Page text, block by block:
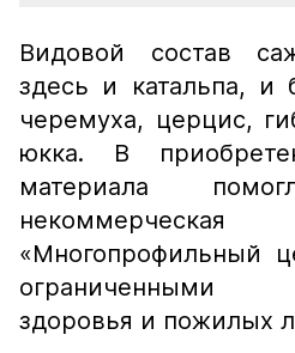
Видовой состав
здесь и катальпа, и
черемуха, церцис,
юкка. В
материала
«Многопрофильный
ограниченными
здоровья и пожилых